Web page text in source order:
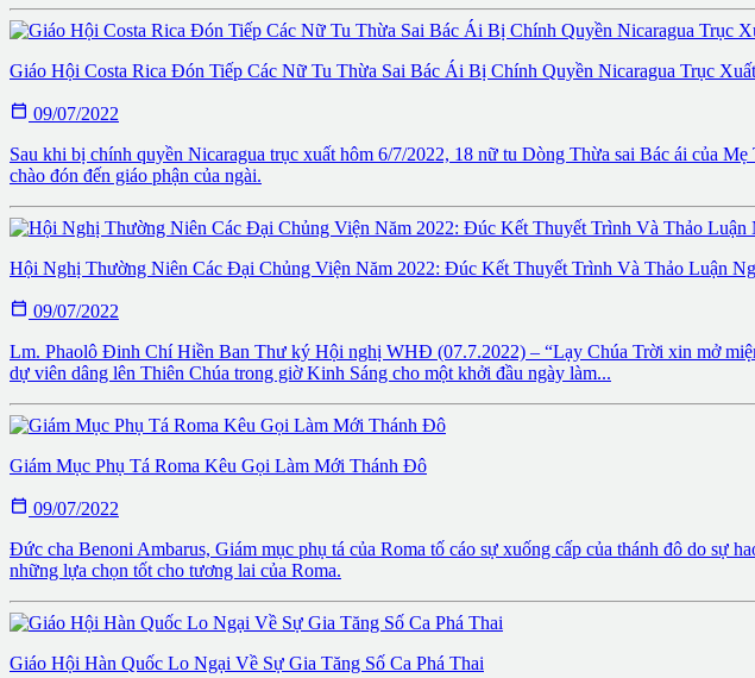
Giáo Hội Costa Rica Đón Tiếp Các Nữ Tu Thừa Sai Bác Ái Bị Chính Quyền Nicaragua Trục Xuất
 09/07/2022
Sau khi bị chính quyền Nicaragua trục xuất hôm 6/7/2022, 18 nữ tu Dòng Thừa sai Bác ái của
chào đón đến giáo phận của ngài.
Hội Nghị Thường Niên Các Đại Chủng Viện Năm 2022: Đúc Kết Thuyết Trình Và Thảo Luận
 09/07/2022
Lm. Phaolô Đinh Chí Hiền Ban Thư ký Hội nghị WHĐ (07.7.2022) – “Lạy Chúa Trời xin mở
dự viên dâng lên Thiên Chúa trong giờ Kinh Sáng cho một khởi đầu ngày làm...
Giám Mục Phụ Tá Roma Kêu Gọi Làm Mới Thánh Đô
 09/07/2022
Đức cha Benoni Ambarus, Giám mục phụ tá của Roma tố cáo sự xuống cấp của thánh đô do sự
những lựa chọn tốt cho tương lai của Roma.
Giáo Hội Hàn Quốc Lo Ngại Về Sự Gia Tăng Số Ca Phá Thai